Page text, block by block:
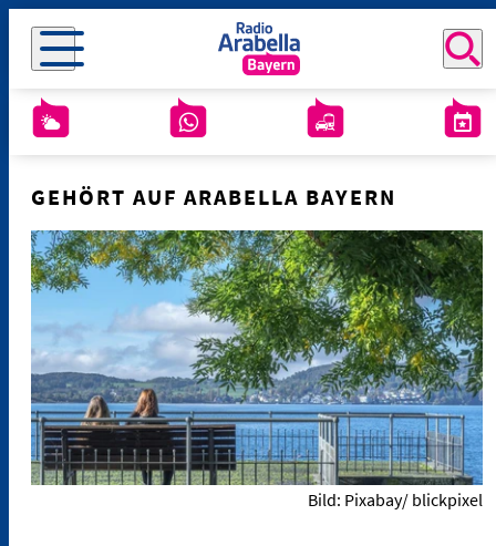
GEHÖRT AUF ARABELLA BAYERN
Bild: Pixabay/ blickpixel